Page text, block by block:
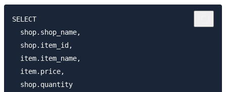
SELECT
  shop.shop_name,
  shop.item_id,
  item.item_name,
  item.price,
  shop.quantity